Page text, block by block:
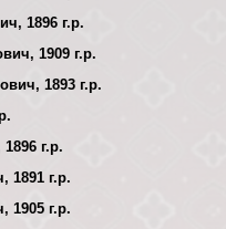
1896 г.р.
1909 г.р.
1893 г.р.
г.р.
1891 г.р.
1905 г.р.